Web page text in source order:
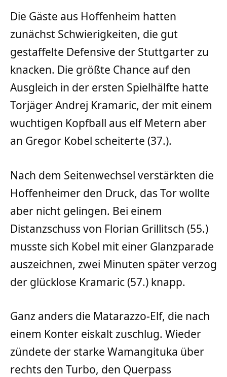
Die Gäste aus Hoffenheim hatten
zunächst Schwierigkeiten, die gut
gestaffelte Defensive der Stuttgarter zu
knacken. Die größte Chance auf den
Ausgleich in der ersten Spielhälfte hatte
Torjäger Andrej Kramaric, der mit einem
wuchtigen Kopfball aus elf Metern aber
an Gregor Kobel scheiterte (37.).
Nach dem Seitenwechsel verstärkten die
Hoffenheimer den Druck, das Tor wollte
aber nicht gelingen. Bei einem
Distanzschuss von Florian Grillitsch (55.)
musste sich Kobel mit einer Glanzparade
auszeichnen, zwei Minuten später verzog
der glücklose Kramaric (57.) knapp.
Ganz anders die Matarazzo-Elf, die nach
einem Konter eiskalt zuschlug. Wieder
zündete der starke Wamangituka über
rechts den Turbo, den Querpass